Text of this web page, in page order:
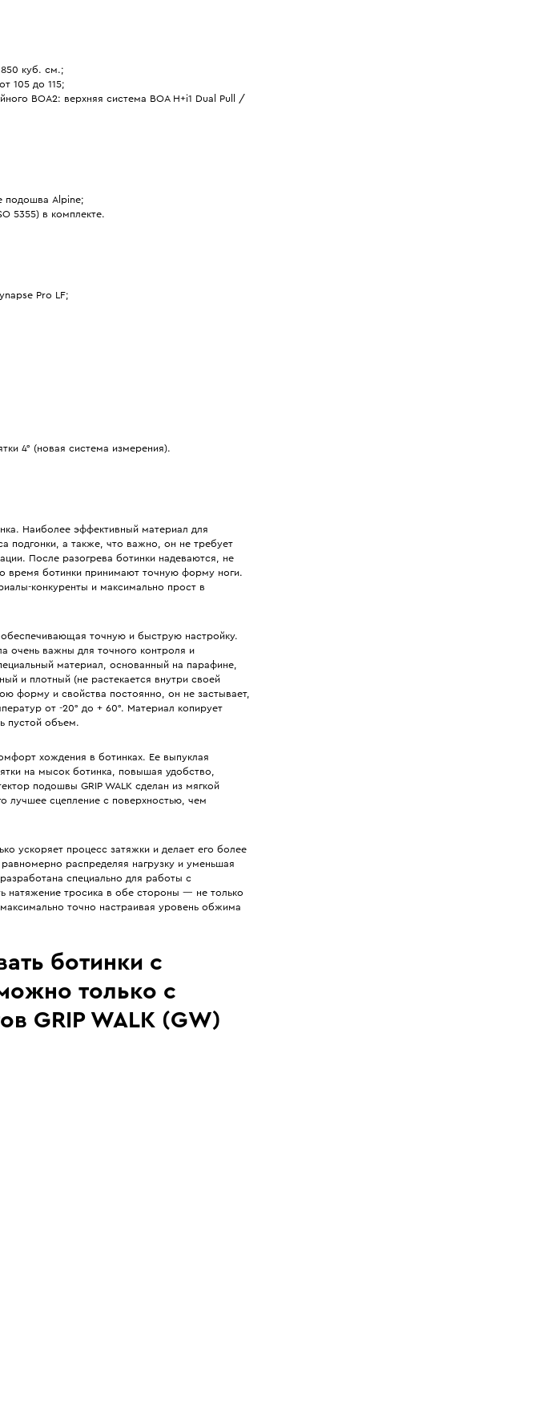
куб. см.;
105 до 115;
BOA2: верхняя система BOA H+i1 Dual Pull /
подошва Alpine;
5355) в комплекте.
Pro LF;
4° (новая система измерения).
Наиболее эффективный материал для
подгонки, а также, что важно, он не требует
После разогрева ботинки надеваются, не
время ботинки принимают точную форму ноги.
конкуренты и максимально прост в
точную и быструю настройку.
очень важны для точного контроля и
материал, основанный на парафине,
и плотный (не растекается внутри своей
форму и свойства постоянно, он не застывает,
от -20° до + 60°. Материал копирует
пустой объем.
хождения в ботинках. Ее выпуклая
на мысок ботинка, повышая удобство,
подошвы GRIP WALK сделан из мягкой
лучшее сцепление с поверхностью, чем
ускоряет процесс затяжки и делает его более
распределяя нагрузку и уменьшая
специально для работы с
натяжение тросика в обе стороны — не только
точно настраивая уровень обжима
ботинки с
только с
GRIP WALK (GW)